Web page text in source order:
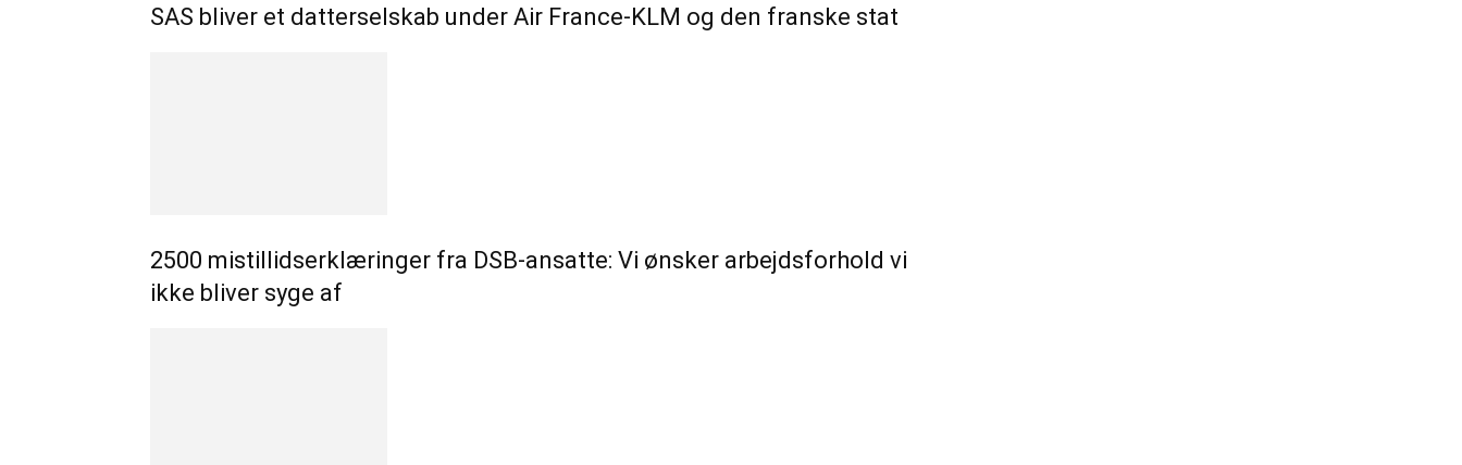
SAS bliver et datterselskab under Air France-KLM og den franske stat
2500 mistillidserklæringer fra DSB-ansatte: Vi ønsker arbejdsforhold vi
ikke bliver syge af